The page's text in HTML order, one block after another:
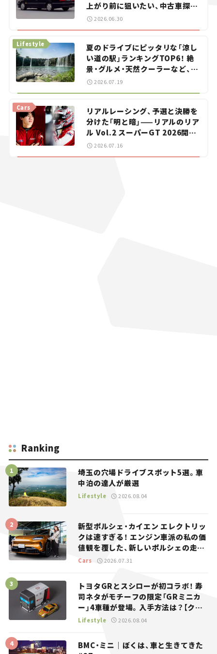
上がり前に狙いたい、中古車探し
をお手伝い――ちょっとイケてるマ
2026.06.30
夏のドライブにピッタリな「涼し
い道の駅」ランキングTOP6！ 絶
景・グルメ・天然クーラーなど、避
暑におすすめのスポットを紹介
【道の駅マニアの推し駅ガイド】
Lifestyle
2026.07.19
リアルレーシング、予選と決勝を
分けた「明と暗」——リアルのリア
ル Vol.2 スーパーGT 2026開幕
戦 岡山国際サーキット
Cars
2026.07.16
Ranking
埼玉の穴場ドライブスポット5選。車
中泊の達人が厳選
Lifestyle 2026.08.04
新型ポルシェ・カイエン エレクトリッ
クは速すぎる！ エンジン車派の私の価
値観を覆した、新しいポルシェの走
り。
Cars 2026.07.31
トヨタGRとスシローが初コラボ！ 寿
司ネタがモチーフの限定「GRミニカ
ー」4車種が登場。入手方法は？【クル
マとホビー】
Lifestyle 2026.08.04
BMC・ミニ｜ぼくは、車と生きてきた